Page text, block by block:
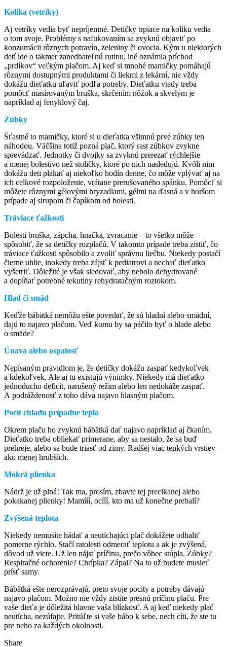
Kolika (vetríky)
Aj vetríky vedia byť nepríjemné. Detičky trpiace na koliku vedia
o tom svoje. Problémy s nafukovaním sa zvyknú objaviť po
konzumácii rôznych potravín, zeleniny či ovocia. Kým u niektorých
detí ide o takmer zanedbateľnú rutinu, iné oznámia príchod
„prdíkov“ veľkým plačom. Aj keď si mnohé mamičky pomáhajú
rôznymi dostupnými produktami či liekmi z lekární, nie vždy
dokážu dieťatku uľaviť podľa potreby. Dieťatku vtedy treba
pomôcť masírovaným bruška, skrčením nôžok a skvelým je
napríklad aj fenyklový čaj.
Zúbky
Šťastné to mamičky, ktoré si u dieťatka všimnú prvé zúbky len
náhodou. Väčšina totiž pozná plač, ktorý rast zúbkov zvykne
sprevádzať. Jednotky či dvojky sa zvyknú prerezať rýchlejšie
a menej bolestivo než stoličky, ktoré po nich nasledujú. Kvôli nim
dokážu deti plakať aj niekoľko hodín denne, čo môže vplývať aj na
ich celkové rozpoloženie, vrátane prerušovaného spánku. Pomôcť si
môžete rôznymi gélovými hryzadlami, gélmi na ďasná a v horšom
prípade aj sirupom či čapíkom od bolesti.
Tráviace ťažkosti
Bolesti bruška, zápcha, hnačka, zvracanie – to všetko môže
spôsobiť, že sa detičky rozplačú. V takomto prípade treba zistiť, čo
tráviace ťažkosti spôsobilo a zvoliť správnu liečbu. Niekedy postačí
čierne uhlie, inokedy treba zájsť k pediatrovi a nechať dieťatko
vyšetriť. Dôležité je však sledovať, aby nebolo dehydrované
a dopĺňať potrebné tekutiny rehydratačným roztokom.
Hlad či smäd
Keďže bábätká nemôžu ešte povedať, že sú hladní alebo smädní,
dajú to najavo plačom. Veď komu by sa páčilo byť o hlade alebo
o smäde?
Únava alebo ospalosť
Nepísaným pravidlom je, že detičky dokážu zaspať kedykoľvek
a kdekoľvek. Ale aj tu existujú výnimky. Niekedy má dieťatko
jednoducho deficit, narušený režim alebo len nedokáže zaspať.
A podráždenosť z toho dáva najavo hlasným plačom.
Pocit chladu prípadne tepla
Okrem plaču ho zvyknú bábätká dať najavo napríklad aj čkaním.
Dieťatko treba obliekať primerane, aby sa nestalo, že sa buď
prehreje, alebo sa bude triasť od zimy. Radšej viac tenkých vrstiev
ako menej hrubších.
Mokrá plienka
Nádrž je už plná! Tak ma, prosím, zbavte tej precikanej alebo
pokakanej plienky! Mamííí, ocííí, kto ma už konečne prebalí?
Zvýšená teplota
Niekedy nemusíte hádať a neutíchajúci plač dokážete odhaliť
pomerne rýchlo. Stačí ratolesti odmerať teplotu a ak je zvýšená,
dôvod už viete. Už len nájsť príčinu, prečo vôbec stúpla. Zúbky?
Respiračné ochorenie? Chrípka? Zápal? Na to už budete musieť
prísť samy.
Bábätká ešte nerozprávajú, preto svoje pocity a potreby dávajú
najavo plačom. Možno nie vždy zistíte presnú príčinu plaču. Pre
vaše dieťa je dôležitá hlavne vaša blízkosť. A aj keď niekedy plač
neutícha, nezúfajte. Pritúľte si vaše bábo k sebe, nech cíti, že ste tu
pre neho za každých okolnosti.
Share